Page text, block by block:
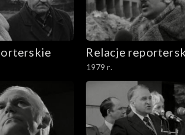
w sekcji piłki nożnej – rozmowa z
Relacje
1979 r.